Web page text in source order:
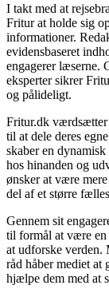
I takt med at
Fritur at holde sig
informationer.
evidensbaseret
engagerer læserne.
eksperter sikrer
og pålideligt.
Fritur.dk
til at dele deres
skaber en
hos hinanden og
ønsker at være
del af et større
Gennem sit
til formål at være en
at udforske verden.
råd håber mediet at
hjælpe dem med at